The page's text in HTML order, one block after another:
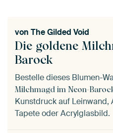
Die goldene
Barock
von The Gilded Void
Bestelle dieses Blumen-
Milchmagd im Neon-
Kunstdruck auf Leinwand,
Tapete oder Acrylglasbild.